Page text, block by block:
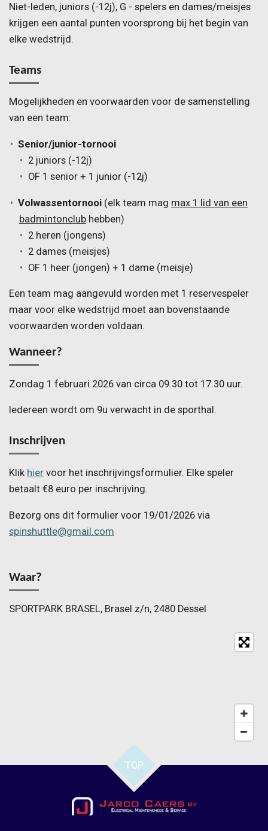
Niet-leden, juniors (-12j), G - spelers en dames/meisjes
krijgen een aantal punten voorsprong bij het begin van
elke wedstrijd.
Teams
Mogelijkheden en voorwaarden voor de samenstelling
van een team:
Senior/junior-tornooi
2 juniors (-12j)
OF 1 senior + 1 junior (-12j)
Volwassentornooi (elk team mag max 1 lid van een
badmintonclubhebben)
2 heren (jongens)
2 dames (meisjes)
OF 1 heer (jongen) + 1 dame (meisje)
Een team mag aangevuld worden met 1 reservespeler
maar voor elke wedstrijd moet aan bovenstaande
voorwaarden worden voldaan.
Wanneer?
Zondag 1 februari 2026 van circa 09.30 tot 17.30 uur.
Iedereen wordt om 9u verwacht in de sporthal.
Inschrijven
Klik hier voor het inschrijvingsformulier. Elke speler
betaalt €8 euro per inschrijving.
Bezorg ons dit formulier voor 19/01/2026 via
spinshuttle@gmail.com
Waar?
SPORTPARK BRASEL, Brasel z/n, 2480 Dessel
TOP